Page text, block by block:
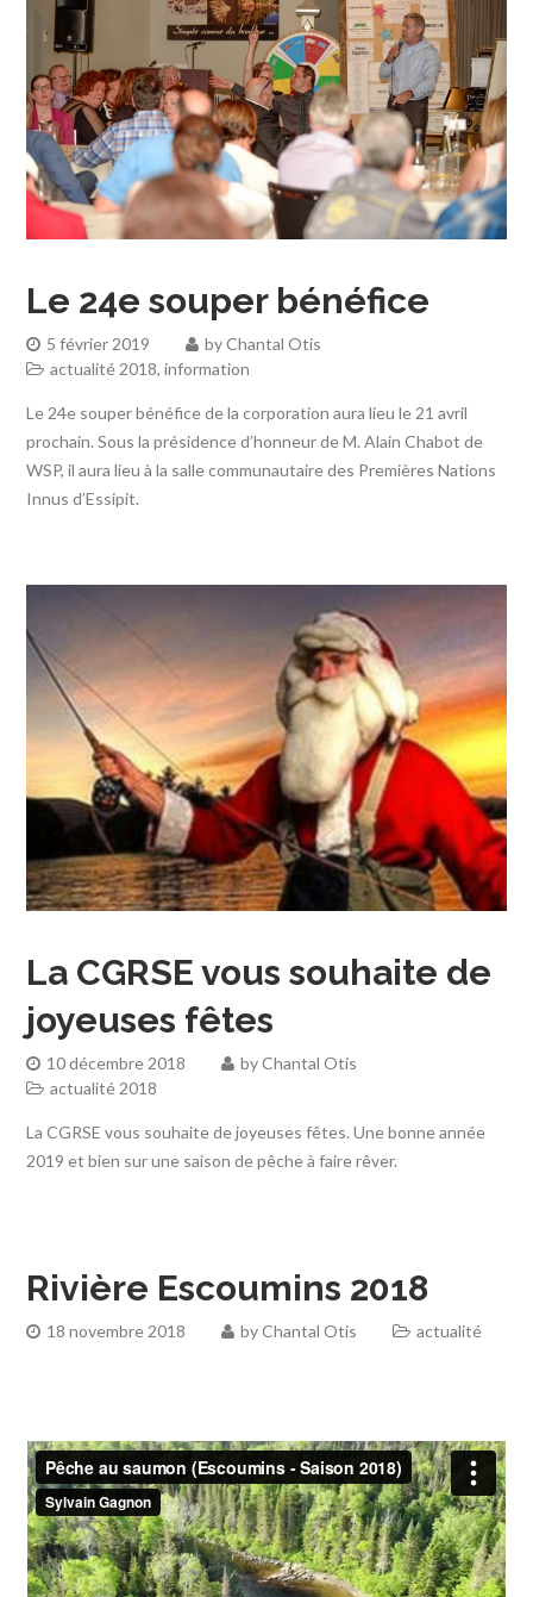
Le 24e souper bénéfice
5 février 2019 byChantal Otis
actualité 2018,information
Le 24e souper bénéfice de la corporation aura lieu le 21 avril
prochain. Sous la présidence d’honneur de M. Alain Chabot de
WSP, il aura lieu à la salle communautaire des Premières Nations
Innus d’Essipit.
La CGRSE vous souhaite de
joyeuses fêtes
10 décembre 2018 byChantal Otis
actualité 2018
La CGRSE vous souhaite de joyeuses fêtes. Une bonne année
2019 et bien sur une saison de pêche à faire rêver.
Rivière Escoumins 2018
18 novembre 2018 byChantal Otis actualité